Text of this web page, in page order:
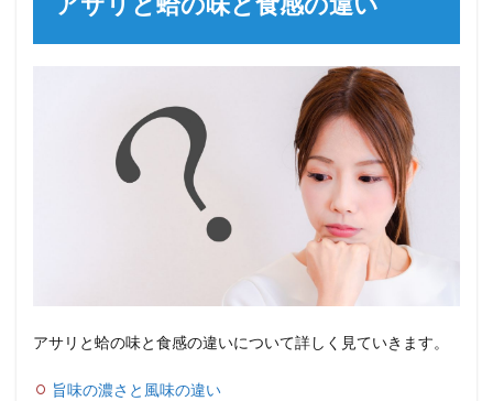
アサリと蛤の味と食感の違いについて詳しく見ていきます。
旨味の濃さと風味の違い